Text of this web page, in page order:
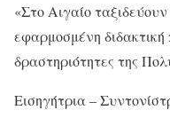
«Στο Αιγαίο
εφαρμοσμένη
δραστηριότητες της
Εισηγήτρια –